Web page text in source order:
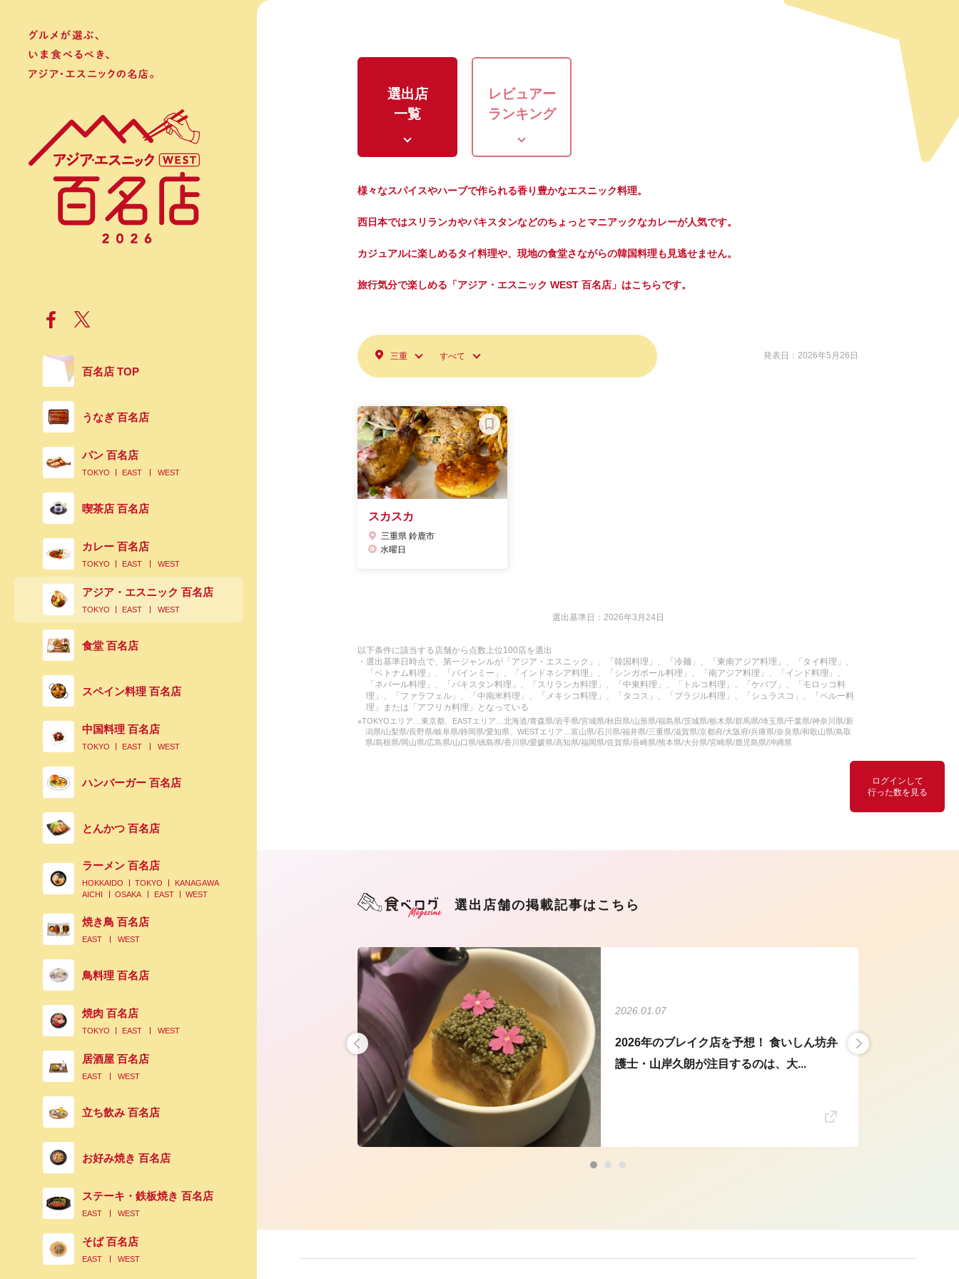
百名店 TOP
うなぎ 百名店
パン 百名店
TOKYO EAST WEST
喫茶店 百名店
カレー 百名店
TOKYO EAST WEST
アジア・エスニック 百名店
TOKYO EAST WEST
食堂 百名店
スペイン料理 百名店
中国料理 百名店
TOKYO EAST WEST
ハンバーガー 百名店
とんかつ 百名店
ラーメン 百名店
HOKKAIDO TOKYO
KANAGAWA
AICHI
OSAKA EAST WEST
焼き鳥 百名店
EAST WEST
鳥料理 百名店
焼肉 百名店
TOKYO EAST WEST
居酒屋 百名店
EAST WEST
立ち飲み 百名店
お好み焼き 百名店
ステーキ・鉄板焼き 百名店
EAST WEST
そば 百名店
EAST WEST
選出店
一覧
レビュアー
ランキング
様々なスパイスやハーブで作られる香り豊かなエスニック料理。
西日本ではスリランカやパキスタンなどのちょっとマニアックなカレーが人気です。
カジュアルに楽しめるタイ料理や、現地の食堂さながらの韓国料理も見逃せません。
旅行気分で楽しめる「アジア・エスニック WEST 百名店」はこちらです。
三重 すべて 発表日：2026年5月26日
スカスカ
三重県 鈴鹿市
水曜日
選出基準日：2026年3月24日
以下条件に該当する店舗から点数上位100店を選出
・選出基準日時点で、第一ジャンルが「アジア・エスニック」、「韓国料理」、「冷麺」、「東南アジア料理」、「タイ料理」、
「ベトナム料理」、「バインミー」、「インドネシア料理」、「シンガポール料理」、「南アジア料理」、「インド料理」、
「ネパール料理」、「パキスタン料理」、「スリランカ料理」、「中東料理」、「トルコ料理」、「ケバブ」、「モロッコ料
理」、「ファラフェル」、「中南米料理」、「メキシコ料理」、「タコス」、「ブラジル料理」、「シュラスコ」、「ペルー料
理」または「アフリカ料理」となっている
※TOKYOエリア…東京都、EASTエリア…北海道/青森県/岩手県/宮城県/秋田県/山形県/福島県/茨城県/栃木県/群馬県/埼玉県/千葉県/神奈川県/新
潟県/山梨県/長野県/岐阜県/静岡県/愛知県、WESTエリア…富山県/石川県/福井県/三重県/滋賀県/京都府/大阪府/兵庫県/奈良県/和歌山県/鳥取
県/島根県/岡山県/広島県/山口県/徳島県/香川県/愛媛県/高知県/福岡県/佐賀県/長崎県/熊本県/大分県/宮崎県/鹿児島県/沖縄県
ログインして
行った数を見る
選出店舗の掲載記事はこちら
2023.05.05
店！ 福岡旅行で行きたい、知る人ぞ知る...
2026.01.07
2026年のブレイク店を予想！ 食いしん坊弁
護士・山岸久朗が注目するのは、大...